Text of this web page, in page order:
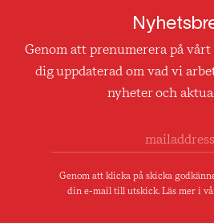
Genom att prenumerera på
dig uppdaterad om vad vi
nyheter och
Genom att klicka på skicka
din e-mail till utskick. Läs mer i